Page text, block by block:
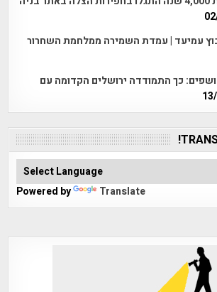
עמיעד | עמדת השמירה ממלחמת השחרור
כך התמודדה ירושלים הקדומה עם
Powered by Translate